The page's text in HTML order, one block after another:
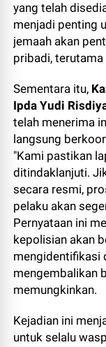
yang telah
menjadi penting
jemaah akan
pribadi,
Sementara itu,
Ipda Yudi
telah menerima
langsung
"Kami pastikan
ditindaklanjuti.
secara resmi,
pelaku akan
Pernyataan ini
kepolisian akan
mengidentifikasi
mengembalikan
memungkinkan.
Kejadian ini
untuk selalu